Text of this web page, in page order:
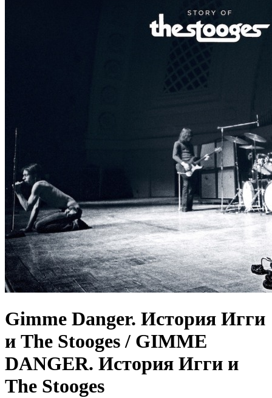
Gimme Danger. История Игги
и The Stooges / GIMME
DANGER. История Игги и
The Stooges